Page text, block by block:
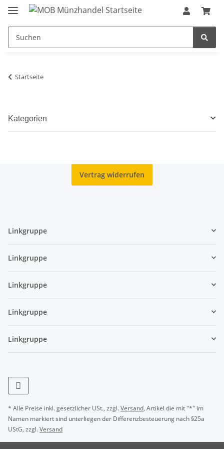
Startseite
Kategorien
Vertrag widerrufen
Linkgruppe
Linkgruppe
Linkgruppe
Linkgruppe
Linkgruppe
* Alle Preise inkl. gesetzlicher USt., zzgl.Versand, Artikel die mit "*" im
Namen markiert sind unterliegen der Differenzbesteuerung nach §25a
UStG, zzgl.Versand